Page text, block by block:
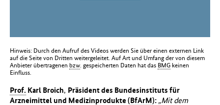
Hinweis: Durch den Aufruf des Videos werden Sie über einen externen Link
auf die Seite von Dritten weitergeleitet. Auf Art und Umfang der von diesem
Anbieter übertragenen bzw. gespeicherten Daten hat das BMG keinen
Einfluss.
Prof. Karl Broich, Präsident des Bundesinstituts für
Arzneimittel und Medizinprodukte (BfArM): „Mit dem